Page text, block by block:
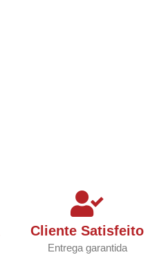
Cliente Satisfeito
Entrega garantida